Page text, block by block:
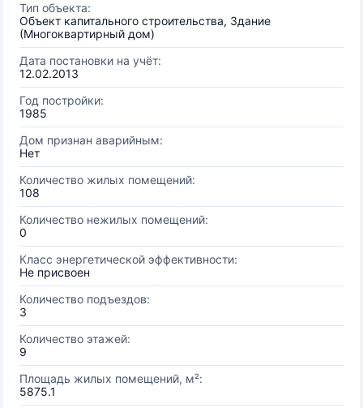
Тип объекта:
Объект капитального строительства, Здание
(Многоквартирный дом)
Дата постановки на учёт:
12.02.2013
Год постройки:
1985
Дом признан аварийным:
Нет
Количество жилых помещений:
108
Количество нежилых помещений:
0
Класс энергетической эффективности:
Не присвоен
Количество подъездов:
3
Количество этажей:
9
Площадь жилых помещений, м²:
5875.1